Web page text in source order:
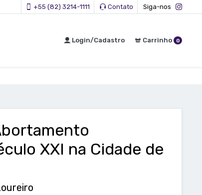
+55 (82) 3214-1111 Contato Siga-nos
Login/Cadastro Carrinho 0
XXI na Cidade de